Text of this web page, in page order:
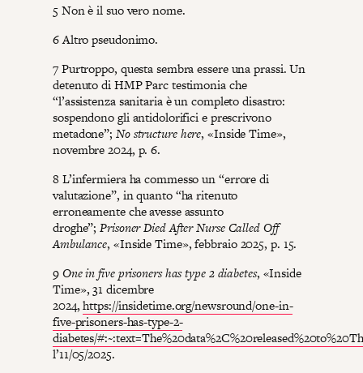
5 Non è il suo vero nome.
6 Altro pseudonimo.
7 Purtroppo, questa sembra essere una prassi. Un
detenuto di HMP Parc testimonia che
“l’assistenza sanitaria è un completo disastro:
sospendono gli antidolorifici e prescrivono
metadone”; No structure here, «Inside Time»,
novembre 2024, p. 6.
8 L’infermiera ha commesso un “errore di
valutazione”, in quanto “ha ritenuto
erroneamente che avesse assunto
droghe”;Prisoner Died After Nurse Called Off
Ambulance, «Inside Time», febbraio 2025, p. 15.
9One in five prisoners has type 2 diabetes, «Inside
Time», 31 dicembre
2024,https://insidetime.org/newsround/one-in-
five-prisoners-has-type-2-
diabetes/
l’11/05/2025.